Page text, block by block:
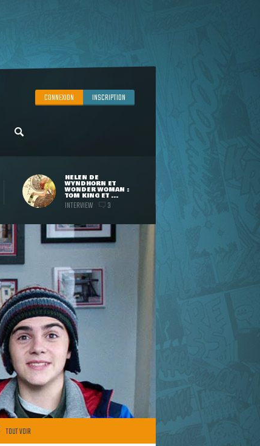
CONNEXION INSCRIPTION
HELEN DE
WYNDHORN ET
WONDER WOMAN :
TOM KING ET ...
INTERVIEW 3
TOUT VOIR